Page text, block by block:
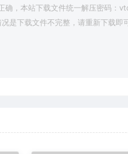
确，本站下载文件统一解压密码：
是下载文件不完整，请重新下载即可